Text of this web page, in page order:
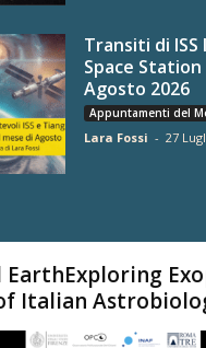
Transiti di
Space
Agosto 2026
Appuntamenti del
Lara Fossi - 27
EarthExploring
Italian